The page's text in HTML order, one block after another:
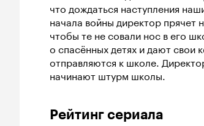
что дождаться наступления
начала войны директор прячет
чтобы те не совали нос в его
о спасённых детях и дают
отправляются к школе.
начинают штурм школы.
Рейтинг сериала